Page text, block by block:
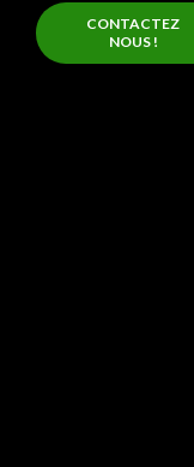
CONTACTEZ
NOUS !